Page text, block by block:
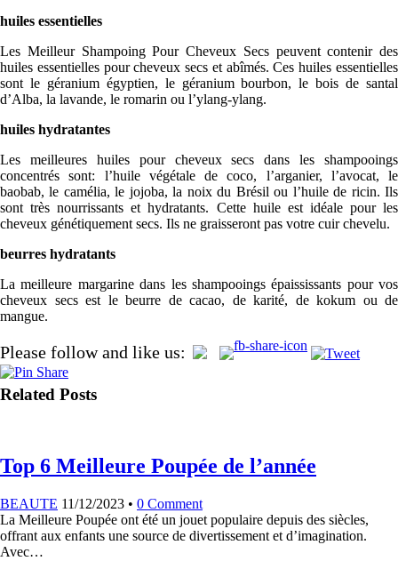
huiles essentielles
Les Meilleur Shampoing Pour Cheveux Secs peuvent contenir des
huiles essentielles pour cheveux secs et abîmés. Ces huiles essentielles
sont le géranium égyptien, le géranium bourbon, le bois de santal
d’Alba, la lavande, le romarin ou l’ylang-ylang.
huiles hydratantes
Les meilleures huiles pour cheveux secs dans les shampooings
concentrés sont: l’huile végétale de coco, l’arganier, l’avocat, le
baobab, le camélia, le jojoba, la noix du Brésil ou l’huile de ricin. Ils
sont très nourrissants et hydratants. Cette huile est idéale pour les
cheveux génétiquement secs. Ils ne graisseront pas votre cuir chevelu.
beurres hydratants
La meilleure margarine dans les shampooings épaississants pour vos
cheveux secs est le beurre de cacao, de karité, de kokum ou de
mangue.
Please follow and like us:
Related Posts
Top 6 Meilleure Poupée de l’année
BEAUTE 11/12/2023 • 0 Comment
La Meilleure Poupée ont été un jouet populaire depuis des siècles,
offrant aux enfants une source de divertissement et d’imagination.
Avec…